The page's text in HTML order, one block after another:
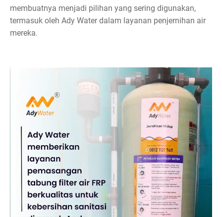
membuatnya menjadi pilihan yang sering digunakan,
termasuk oleh Ady Water dalam layanan penjernihan air
mereka.